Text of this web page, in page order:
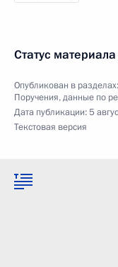
Статус материала
Опубликован в разделах:
Поручения, данные по
Дата публикации:5
Текстовая версия